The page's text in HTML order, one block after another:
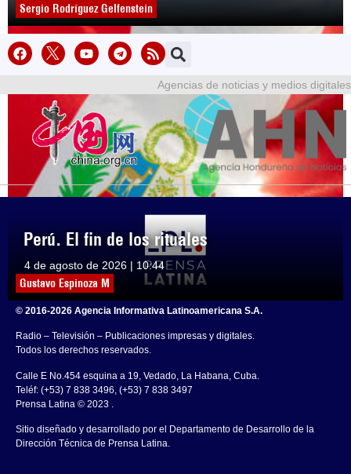
Sergio Rodríguez Gelfenstein
Perú. El fin de los rituales
4 de agosto de 2026 | 10:44
Gustavo Espinoza M
Agencias de noticias y medios digitales
© 2016-2026 Agencia Informativa Latinoamericana S.A.
Radio – Televisión – Publicaciones impresas y digitales.
Todos los derechos reservados.
Calle E No.454 esquina a 19, Vedado, La Habana, Cuba.
Teléf: (+53) 7 838 3496, (+53) 7 838 3497
Prensa Latina © 2023 .
Sitio diseñado y desarrollado por el Departamento de Desarrollo de la
Dirección Técnica de Prensa Latina.